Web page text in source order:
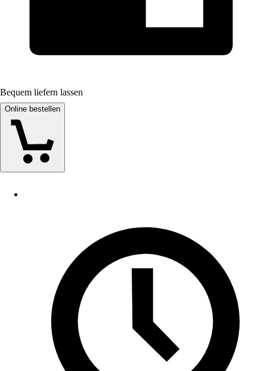
Bequem liefern lassen
Online bestellen